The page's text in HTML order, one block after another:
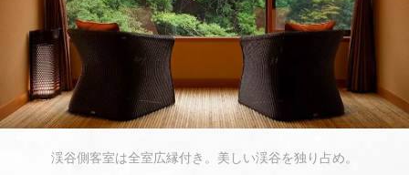
渓谷側客室は全室広縁付き。美しい渓谷を独り占め。